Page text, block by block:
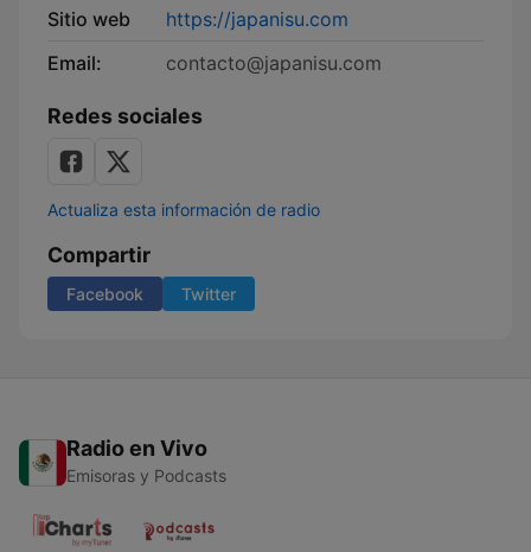
Sitio web
https://japanisu.com
Email:
contacto@japanisu.com
Redes sociales
Actualiza esta información de radio
Compartir
Facebook Twitter
Radio en Vivo
Emisoras y Podcasts